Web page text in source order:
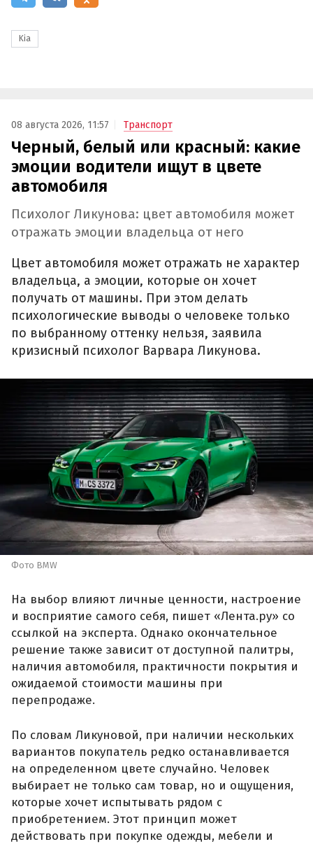
Kia
08 августа 2026, 11:57 Транспорт
Черный, белый или красный: какие
эмоции водители ищут в цвете
автомобиля
Психолог Ликунова: цвет автомобиля может
отражать эмоции владельца от него
Цвет автомобиля может отражать не характер
владельца, а эмоции, которые он хочет
получать от машины. При этом делать
психологические выводы о человеке только
по выбранному оттенку нельзя, заявила
кризисный психолог Варвара Ликунова.
Фото BMW
На выбор влияют личные ценности, настроение
и восприятие самого себя, пишет «Лента.ру» со
ссылкой на эксперта. Однако окончательное
решение также зависит от доступной палитры,
наличия автомобиля, практичности покрытия и
ожидаемой стоимости машины при
перепродаже.
По словам Ликуновой, при наличии нескольких
вариантов покупатель редко останавливается
на определенном цвете случайно. Человек
выбирает не только сам товар, но и ощущения,
которые хочет испытывать рядом с
приобретением. Этот принцип может
действовать при покупке одежды, мебели и